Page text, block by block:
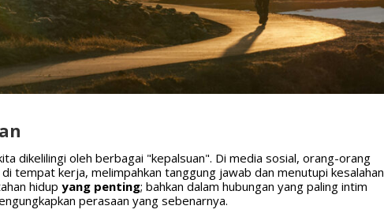
dikelilingi oleh berbagai "kepalsuan". Di media sosial, orang-orang
tempat kerja, melimpahkan tanggung jawab dan menutupi kesalahan
hidup yang penting; bahkan dalam hubungan yang paling intim
perasaan yang sebenarnya.